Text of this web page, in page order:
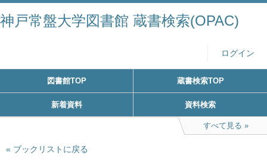
神戸常盤大学図書館 蔵書検索(OPAC)
ログイン
図書館TOP 蔵書検索TOP
新着資料 資料検索
すべて見る
ブックリストに戻る